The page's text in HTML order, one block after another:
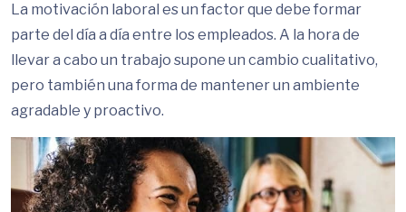
La motivación laboral es un factor que debe formar
parte del día a día entre los empleados. A la hora de
llevar a cabo un trabajo supone un cambio cualitativo,
pero también una forma de mantener un ambiente
agradable y proactivo.